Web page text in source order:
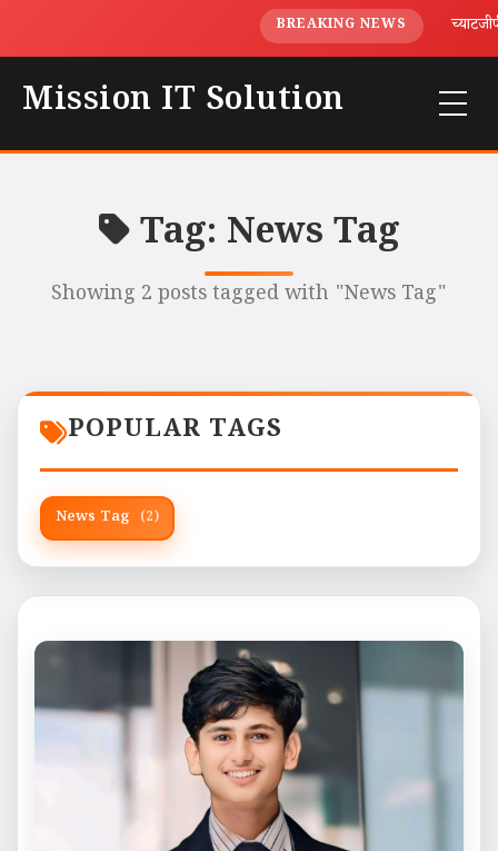
BREAKING NEWS
Mission IT Solution
Tag: News Tag
Showing 2 posts tagged with "News Tag"
POPULAR TAGS
News Tag (2)